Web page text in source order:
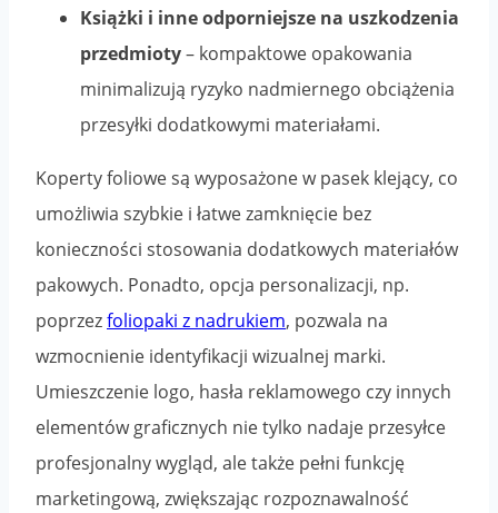
Książki i inne odporniejsze na uszkodzenia
przedmioty– kompaktowe opakowania
minimalizują ryzyko nadmiernego obciążenia
przesyłki dodatkowymi materiałami.
Koperty foliowe są wyposażone w pasek klejący, co
umożliwia szybkie i łatwe zamknięcie bez
konieczności stosowania dodatkowych materiałów
pakowych. Ponadto, opcja personalizacji, np.
poprzezfoliopaki z nadrukiem, pozwala na
wzmocnienie identyfikacji wizualnej marki.
Umieszczenie logo, hasła reklamowego czy innych
elementów graficznych nie tylko nadaje przesyłce
profesjonalny wygląd, ale także pełni funkcję
marketingową, zwiększając rozpoznawalność